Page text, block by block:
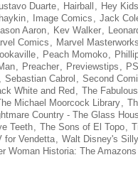
Duarte, Hairball , Hey
, Image Comics , Jack
Aaron, Kev Walker,
Comics, Marvel
, Peach Momoko,
, Preacher, Previewstips ,
, Sebastian Cabrol , Second
White and Red , The
Michael Moorcock Library,
Country - The Glass
Teeth, The Sons of El Topo,
for Vendetta, Walt Disney's Silly
Woman Historia: The Amazons